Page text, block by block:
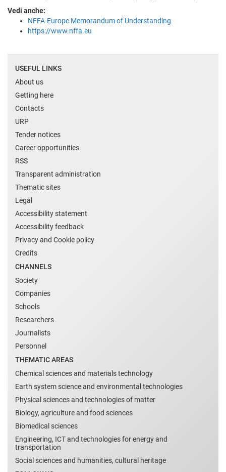
Vedi anche:
NFFA-Europe Memorandum of Understanding
https://www.nffa.eu
USEFUL LINKS
About us
Getting here
Contacts
URP
Tender notices
Career opportunities
RSS
Transparent administration
Thematic sites
Legal
Accessibility statement
Accessibility feedback
Privacy and Cookie policy
Credits
CHANNELS
Society
Companies
Schools
Researchers
Journalists
Personnel
THEMATIC AREAS
Chemical sciences and materials technology
Earth system science and environmental technologies
Physical sciences and technologies of matter
Biology, agriculture and food sciences
Biomedical sciences
Engineering, ICT and technologies for energy and
transportation
Social sciences and humanities, cultural heritage